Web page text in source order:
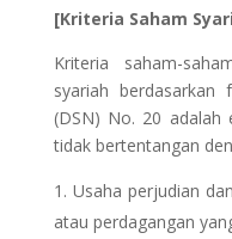
[Kriteria Saham
Kriteria saham-
syariah berdasarkan
(DSN) No. 20 adalah
tidak bertentangan
Usaha perjudian
atau perdagangan